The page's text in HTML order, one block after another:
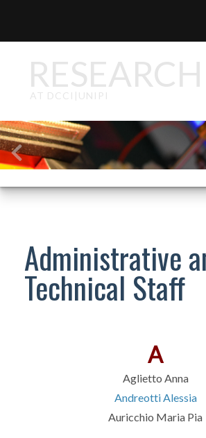
RESEARCH
AT DCCI|UNIPI
Administrative
Technical Staff
A
Aglietto Anna
Andreotti Alessia
Auricchio Maria Pia